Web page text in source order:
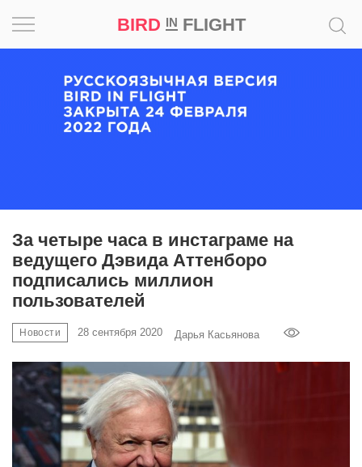
BIRD INFLIGHT
За четыре часа в инстаграме на
ведущего Дэвида Аттенборо
подписались миллион
пользователей
Новости 28 сентября 2020 Дарья Касьянова